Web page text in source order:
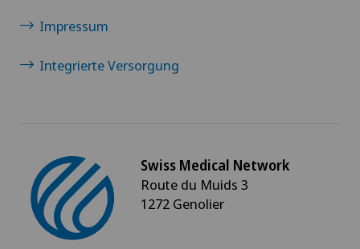
Impressum
Integrierte Versorgung
Swiss Medical Network
Route du Muids 3
1272 Genolier